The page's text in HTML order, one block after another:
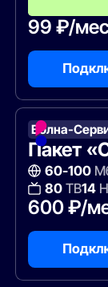
99 ₽/
Волна-
Пакет
60-100
80ТВ14
600 ₽/